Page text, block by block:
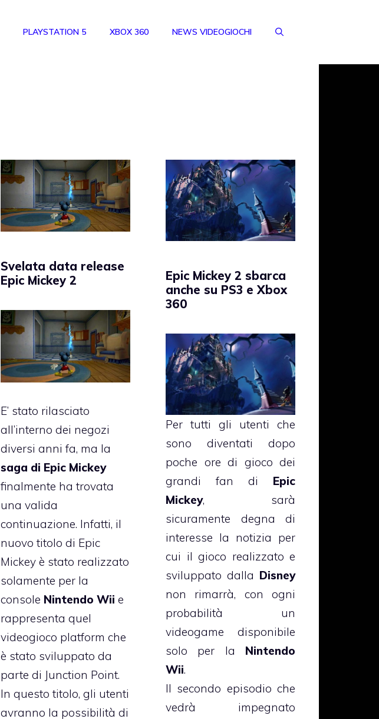
PLAYSTATION 5 XBOX 360 NEWS VIDEOGIOCHI
Svelata data release
Epic Mickey 2
E’ stato rilasciato
all’interno dei negozi
diversi anni fa, ma la
saga di Epic Mickey
finalmente ha trovata
una valida
continuazione. Infatti, il
nuovo titolo di Epic
Mickey è stato realizzato
solamente per la
console Nintendo Wii e
rappresenta quel
videogioco platform che
è stato sviluppato da
parte di Junction Point.
In questo titolo, gli utenti
avranno la possibilità di
Epic Mickey 2 sbarca
anche su PS3 e Xbox
360
Per tutti gli utenti che
sono diventati dopo
poche ore di gioco dei
grandi fan di Epic
Mickey, sarà
sicuramente degna di
interesse la notizia per
cui il gioco realizzato e
sviluppato dalla Disney
non rimarrà, con ogni
probabilità un
videogame disponibile
solo per la Nintendo
Wii.
Il secondo episodio che
vedrà impegnato